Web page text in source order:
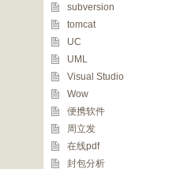
subversion
tomcat
UC
UML
Visual Studio
Wow
便携软件
周立发
在线pdf
封包分析